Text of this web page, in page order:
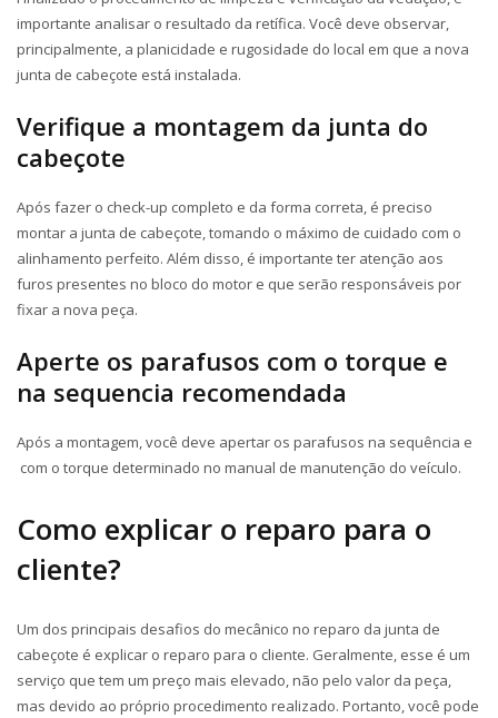
importante analisar o resultado da retífica. Você deve observar,
principalmente, a planicidade e rugosidade do local em que a nova
junta de cabeçote está instalada.
Verifique a montagem da junta do
cabeçote
Após fazer o check-up completo e da forma correta, é preciso
montar a junta de cabeçote, tomando o máximo de cuidado com o
alinhamento perfeito. Além disso, é importante ter atenção aos
furos presentes no bloco do motor e que serão responsáveis por
fixar a nova peça.
Aperte os parafusos com o torque e
na sequencia recomendada
Após a montagem, você deve apertar os parafusos na sequência e
com o torque determinado no manual de manutenção do veículo.
Como explicar o reparo para o
cliente?
Um dos principais desafios do mecânico no reparo da junta de
cabeçote é explicar o reparo para o cliente. Geralmente, esse é um
serviço que tem um preço mais elevado, não pelo valor da peça,
mas devido ao próprio procedimento realizado. Portanto, você pode